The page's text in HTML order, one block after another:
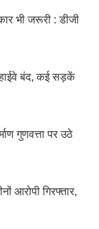
भी जरूरी : डीजी
बंद, कई सड़कें
गुणवत्ता पर उठे
आरोपी गिरफ्तार,